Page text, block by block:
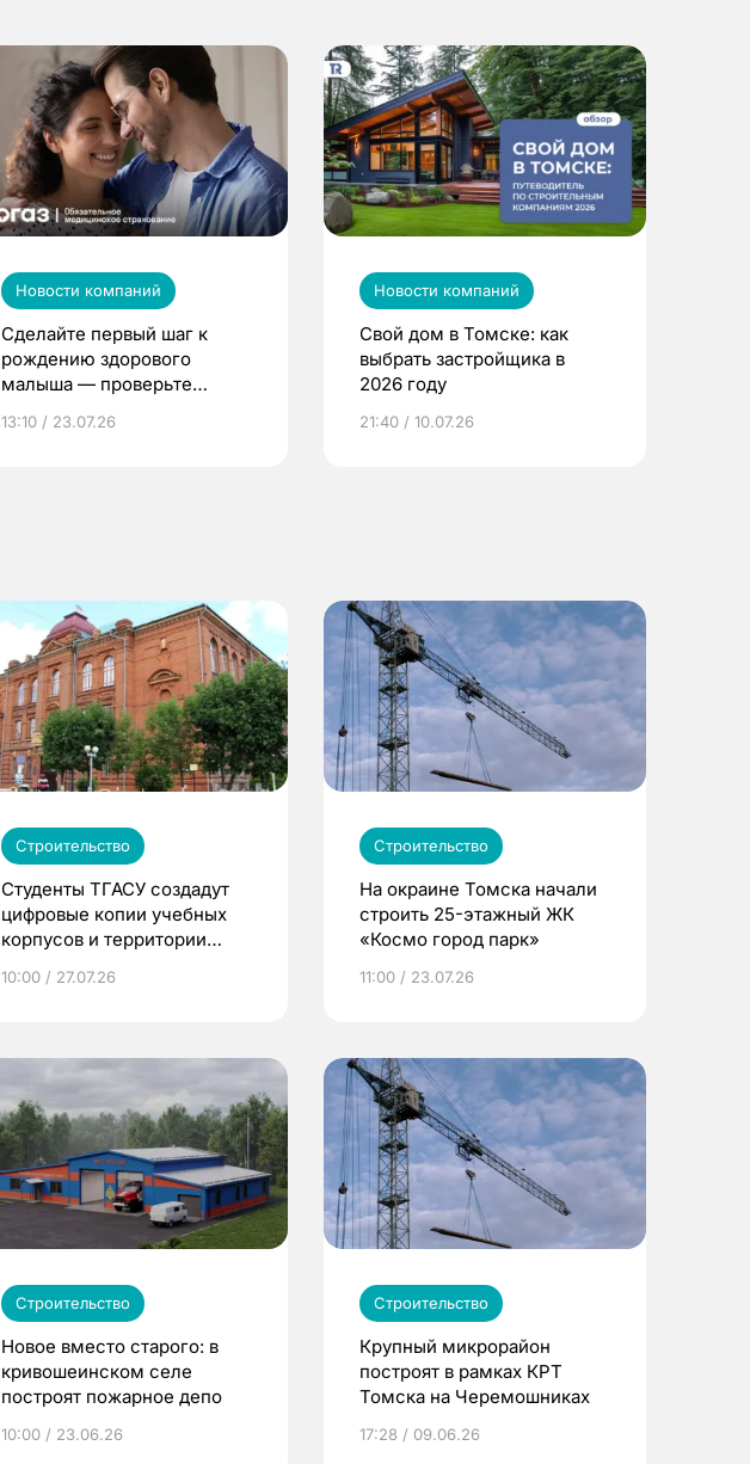
Новости компаний
Сделайте первый шаг к
рождению здорового
малыша — проверьте
по ОМС!
13:10 / 23.07.26
Новости компаний
Свой дом в Томске: как
выбрать застройщика в
2026 году
21:40 / 10.07.26
Строительство
Студенты ТГАСУ создадут
цифровые копии учебных
корпусов и территории
10:00 / 27.07.26
Строительство
На окраине Томска начали
строить 25-этажный ЖК
«Космо город парк»
11:00 / 23.07.26
Строительство
Новое вместо старого: в
кривошеинском селе
построят пожарное депо
10:00 / 23.06.26
Строительство
Крупный микрорайон
построят в рамках КРТ
Томска на Черемошниках
17:28 / 09.06.26